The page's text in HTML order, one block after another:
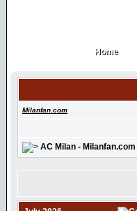
Home
Home
Milanfan.com
AC Milan - Milanfan.com